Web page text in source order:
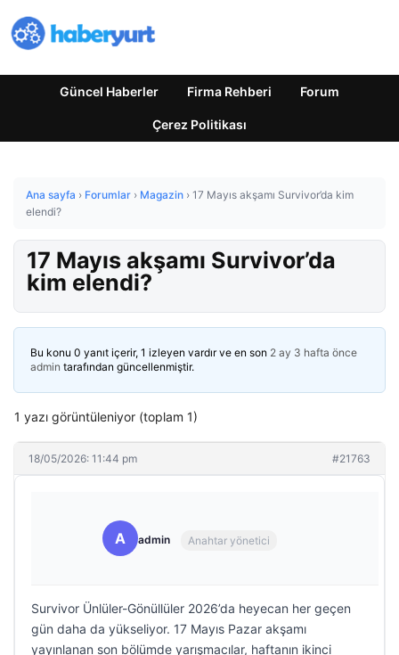
Güncel Haberler Firma Rehberi Forum
Çerez Politikası
Ana sayfa › Forumlar › Magazin › 17 Mayıs akşamı Survivor’da kim
elendi?
17 Mayıs akşamı Survivor’da
kim elendi?
Bu konu 0 yanıt içerir, 1 izleyen vardır ve en son 2 ay 3 hafta önce
admin tarafından güncellenmiştir.
1 yazı görüntüleniyor (toplam 1)
18/05/2026: 11:44 pm #21763
A admin Anahtar yönetici
Survivor Ünlüler-Gönüllüler 2026’da heyecan her geçen
gün daha da yükseliyor. 17 Mayıs Pazar akşamı
yayınlanan son bölümde yarışmacılar, haftanın ikinci